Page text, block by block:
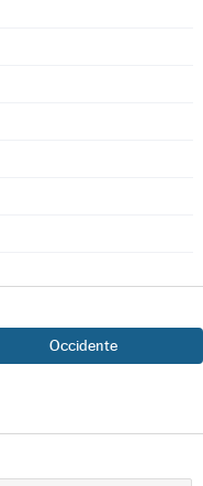
Occidente